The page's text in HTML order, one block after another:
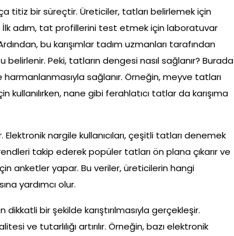
titiz bir süreçtir. Üreticiler, tatları belirlemek için
adım, tat profillerini test etmek için laboratuvar
bu karışımlar tadım uzmanları tarafından
Peki, tatların dengesi nasıl sağlanır? Burada
sağlanır. Örneğin, meyve tatları
kullanılırken, nane gibi ferahlatıcı tatlar da karışıma
nargile kullanıcıları, çeşitli tatları denemek
takip ederek popüler tatları ön plana çıkarır ve
anketler yapar. Bu veriler, üreticilerin hangi
yardımcı olur.
bir şekilde karıştırılmasıyla gerçekleşir.
ve tutarlılığı artırılır. Örneğin, bazı elektronik